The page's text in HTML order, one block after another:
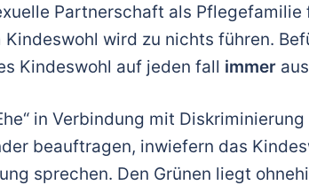
Partnerschaft als Pflegefamilie
wird zu nichts führen.
Kindeswohl auf jeden fall immer
in Verbindung mit
beauftragen, inwiefern das
sprechen. Den Grünen liegt